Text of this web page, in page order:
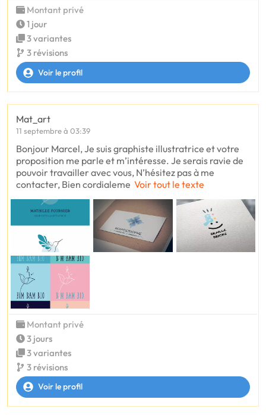
Montant privé
1 jour
3 variantes
3 révisions
Voir le profil
Mat_art
11 septembre à 03:39
Bonjour Marcel, Je suis graphiste illustratrice et votre
proposition me parle et m’intéresse. Je serais ravie de
pouvoir travailler avec vous, N’hésitez pas à me
contacter, Bien cordialeme Voir tout le texte
Montant privé
3 jours
3 variantes
3 révisions
Voir le profil